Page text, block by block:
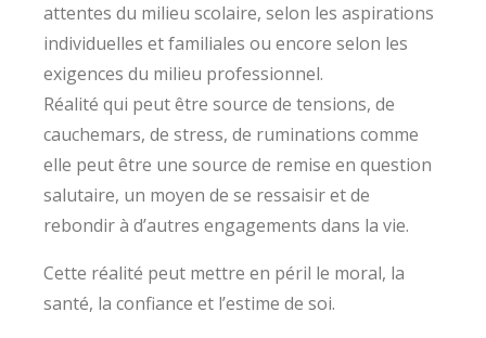
attentes du milieu scolaire, selon les aspirations
individuelles et familiales ou encore selon les
exigences du milieu professionnel.
Réalité qui peut être source de tensions, de
cauchemars, de stress, de ruminations comme
elle peut être une source de remise en question
salutaire, un moyen de se ressaisir et de
rebondir à d’autres engagements dans la vie.
Cette réalité peut mettre en péril le moral, la
santé, la confiance et l’estime de soi.